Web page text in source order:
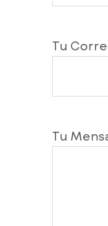
Tu
Tu